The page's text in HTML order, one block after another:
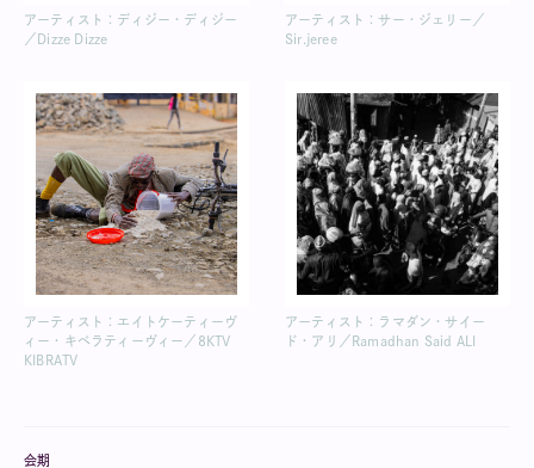
アーティスト：ディジー・ディジー
／Dizze Dizze
アーティスト：サー・ジェリー／
Sir.jeree
アーティスト：エイトケーティーヴ
ィー・キベラティーヴィー／8KTV
KIBRATV
アーティスト：ラマダン・サイー
ド・アリ／Ramadhan Said ALI
会期